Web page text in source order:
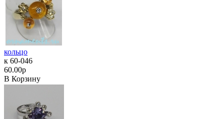
кольцо
к 60-046
60.00р
В Корзину